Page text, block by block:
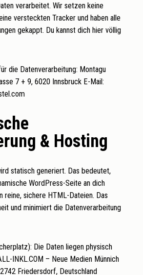
verarbeitet. Wir setzen keine
versteckten Tracker und haben alle
gekappt. Du kannst dich hier völlig
die Datenverarbeitung: Montagu
7 + 9, 6020 Innsbruck E-Mail:
& Hosting
statisch generiert. Das bedeutet,
WordPress-Seite an dich
reine, sichere HTML-Dateien. Das
und minimiert die Datenverarbeitung
Die Daten liegen physisch
INKL.COM – Neue Medien Münnich
Friedersdorf, Deutschland